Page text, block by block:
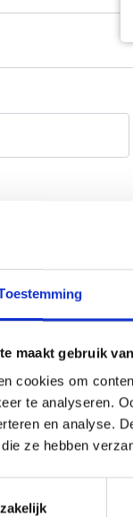
maakt gebruik
cookies om
te analyseren.
en analyse.
ze hebben
opnemen